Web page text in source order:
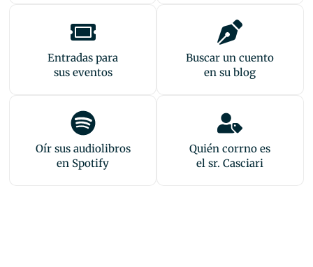
Entradas para
sus eventos
Buscar un cuento
en su blog
Oír sus audiolibros
en Spotify
Quién corrno es
el sr. Casciari